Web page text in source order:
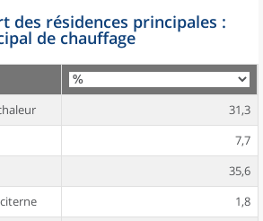
des résidences principales :
de chauffage
31,3
7,7
35,6
1,8